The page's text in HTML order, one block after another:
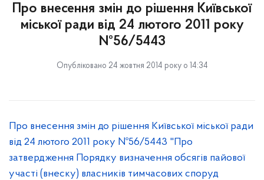
Про внесення змін до рішення Київської
міської ради від 24 лютого 2011 року
№56/5443
Опубліковано 24 жовтня 2014 року о 14:34
Про внесення змін до рішення Київської міської ради
від 24 лютого 2011 року №56/5443 "Про
затвердження Порядку визначення обсягів пайової
участі (внеску) власників тимчасових споруд